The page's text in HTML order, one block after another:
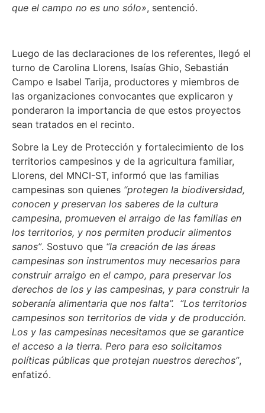
que el campo no es uno sólo», sentenció.
Luego de las declaraciones de los referentes, llegó el
turno de Carolina Llorens, Isaías Ghio, Sebastián
Campo e Isabel Tarija, productores y miembros de
las organizaciones convocantes que explicaron y
ponderaron la importancia de que estos proyectos
sean tratados en el recinto.
Sobre la Ley de Protección y fortalecimiento de los
territorios campesinos y de la agricultura familiar,
Llorens, del MNCI-ST, informó que las familias
campesinas son quienes “protegen la biodiversidad,
conocen y preservan los saberes de la cultura
campesina, promueven el arraigo de las familias en
los territorios, y nos permiten producir alimentos
sanos”. Sostuvo que “la creación de las áreas
campesinas son instrumentos muy necesarios para
construir arraigo en el campo, para preservar los
derechos de los y las campesinas, y para construir la
soberanía alimentaria que nos falta”. “Los territorios
campesinos son territorios de vida y de producción.
Los y las campesinas necesitamos que se garantice
el acceso a la tierra. Pero para eso solicitamos
políticas públicas que protejan nuestros derechos”,
enfatizó.